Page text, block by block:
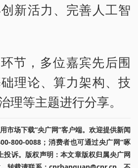
新活力、完善人工智
节，多位嘉宾先后围
理论、算力架构、技
理等主题进行分享。
市场下载“央广网”客户端。欢迎提供新闻
800-0088；消费者也可通过央广网“啄
投诉。版权声明：本文章版权归属央广网